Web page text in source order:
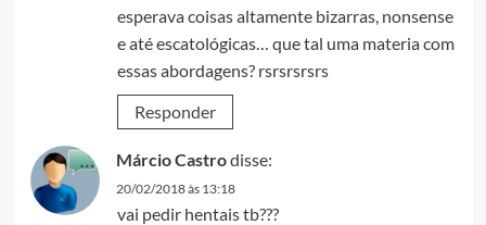
esperava coisas altamente bizarras, nonsense
e até escatológicas… que tal uma materia com
essas abordagens? rsrsrsrsrs
Responder
Márcio Castrodisse:
20/02/2018 às 13:18
vai pedir hentais tb???